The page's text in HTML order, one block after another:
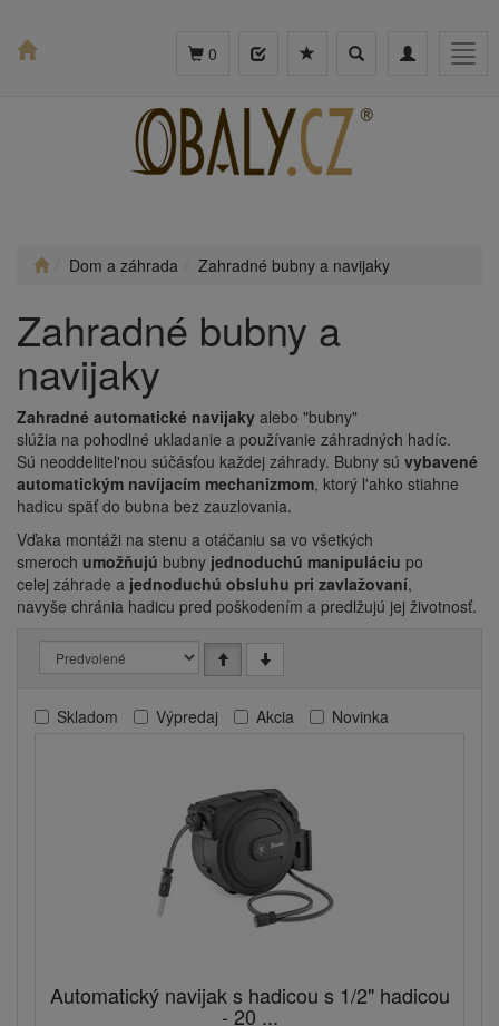
Toggle
Toggle
0
Dom a záhrada Zahradné bubny a navijaky
Zahradné bubny a
navijaky
Zahradné automatické navijaky alebo "bubny"
slúžia na pohodlné ukladanie a používanie záhradných hadíc.
Sú neoddelitel'nou súčásťou každej záhrady. Bubny sú vybavené
automatickým navíjacím mechanizmom, ktorý l'ahko stiahne
hadicu späť do bubna bez zauzlovania.
Vďaka montáži na stenu a otáčaniu sa vo všetkých
smeroch umožňujú bubny jednoduchú manipuláciu po
celej záhrade a jednoduchú obsluhu pri zavlažovaní,
navyše chránia hadicu pred poškodením a predlžujú jej životnosť.
Skladom Výpredaj Akcia Novinka
Automatický navijak s hadicou s 1/2" hadicou
- 20 ...